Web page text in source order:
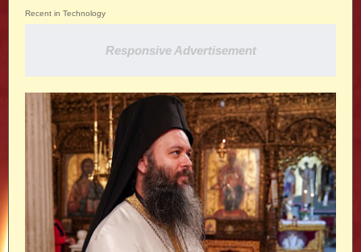
Recent in Technology
Responsive Advertisement